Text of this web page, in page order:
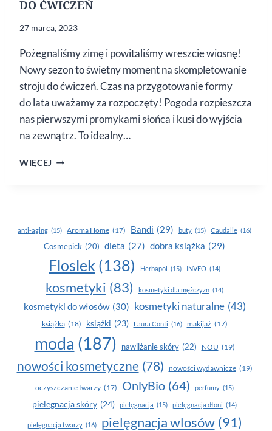
DO ĆWICZEŃ
27 marca, 2023
Pożegnaliśmy zimę i powitaliśmy wreszcie wiosnę!
Nowy sezon to świetny moment na skompletowanie
stroju do ćwiczeń. Czas na przygotowanie formy
do lata uważamy za rozpoczęty! Pogoda rozpieszcza
nas pierwszymi promykami słońca i kusi do wyjścia
na zewnątrz. To idealny…
WIĘCEJ O CZYM
anti-aging (15) Aroma Home (17) Bandi (29) buty (15) Caudalie (16)
Cosmepick (20) dieta (27) dobra książka (29)
Floslek (138) Herbapol (15) INVEO (14)
kosmetyki (83) kosmetyki dla mężczyzn (14)
kosmetyki do włosów (30) kosmetyki naturalne (43)
książka (18) książki (23) Laura Conti (16) makijaż (17)
moda (187) nawilżanie skóry (22) NOU (19)
nowości kosmetyczne (78) nowości wydawnicze (19)
oczyszczanie twarzy (17) OnlyBio (64) perfumy (15)
pielegnacja skóry (24) pielęgnacja (15) pielęgnacja dłoni (14)
pielęgnacja twarzy (16) pielęgnacja wlosów (91)